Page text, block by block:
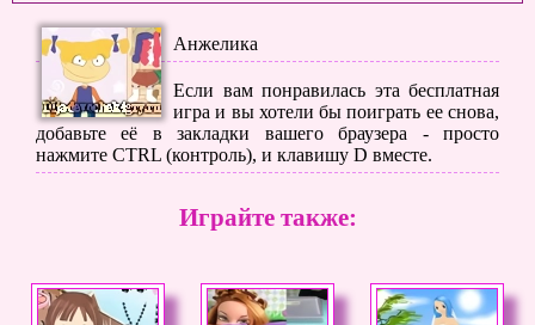
Анжелика
Если вам понравилась эта бесплатная
игра и вы хотели бы поиграть ее снова,
добавьте её в закладки вашего браузера - просто
нажмите CTRL (контроль), и клавишу D вместе.
Играйте также: